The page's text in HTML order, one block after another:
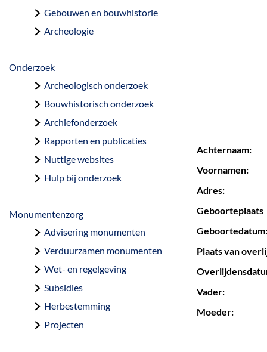
Gebouwen en bouwhistorie
Archeologie
Onderzoek
Archeologisch onderzoek
Bouwhistorisch onderzoek
Archiefonderzoek
Rapporten en publicaties
Nuttige websites
Hulp bij onderzoek
Monumentenzorg
Advisering monumenten
Verduurzamen monumenten
Wet- en regelgeving
Subsidies
Herbestemming
Projecten
Achternaam:
Voornamen:
Adres:
Geboorteplaats
Geboortedatum:
Plaats van
Vader:
Moeder: